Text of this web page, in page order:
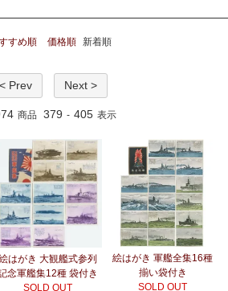
すめ順 価格順 新着順
< Prev Next >
商品 379 - 405 表示
はがき 大観艦式参列
念軍艦集12種 袋付き
SOLD OUT
絵はがき 軍艦全集16種
揃い袋付き
SOLD OUT